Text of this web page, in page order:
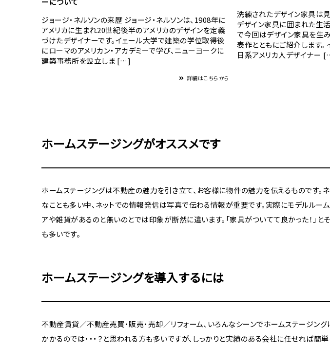
ジョージ・ネルソンの来歴 ジョージ・ネルソンは、1908年に
アメリカに生まれ20世紀後半のアメリカのデザインを定義
づけたデザイナーです。イェール大学で建築の学位取得後
にローマのアメリカン・アカデミーで学び、ニューヨークに
建築事務所を設立しま […]
詳細はこちらから
洗練されたデザイン家具は
デザイン家具に囲まれた生
で今回はデザイン家具を生
表作とともにご紹介します。
日系アメリカ人デザイナー
ホームステージングがオススメです
ホームステージングは不動産の魅力を引き立て、お客様に物件の魅力を伝えるものです。
なことも多い中、ネットでの情報発信は写真で伝わる情報が重要です。実際にモデルルー
アや雑貨があるのと無いのとでは印象が断然に違います。「家具がついてて良かった！」
も多いです。
ホームステージングを導入するには
不動産賃貸／不動産売買・販売・売却／リフォーム、いろんなシーンでホームステージング
かかるのでは・・・？と思われる方も多いですが、しっかりと実績のある会社に任せれば簡単